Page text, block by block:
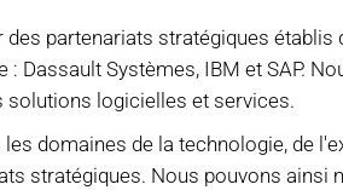
partenariats stratégiques
Dassault Systèmes, IBM et SAP.
solutions logicielles et services.
domaines de la technologie, de
stratégiques. Nous pouvons